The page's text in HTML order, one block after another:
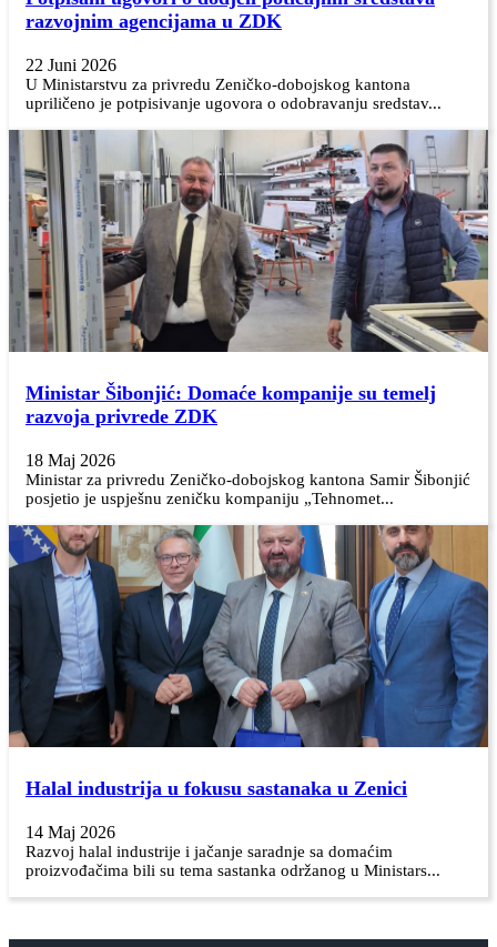
razvojnim agencijama u ZDK
22 Juni 2026
U Ministarstvu za privredu Zeničko-dobojskog kantona
upriličeno je potpisivanje ugovora o odobravanju sredstav...
Ministar Šibonjić: Domaće kompanije su temelj
razvoja privrede ZDK
18 Maj 2026
Ministar za privredu Zeničko-dobojskog kantona Samir Šibonjić
posjetio je uspješnu zeničku kompaniju „Tehnomet...
Halal industrija u fokusu sastanaka u Zenici
14 Maj 2026
Razvoj halal industrije i jačanje saradnje sa domaćim
proizvođačima bili su tema sastanka održanog u Ministars...